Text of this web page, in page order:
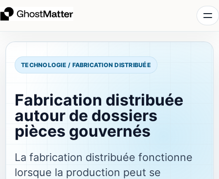
TECHNOLOGIE / FABRICATION DISTRIBUÉE
Fabrication distribuée
autour de dossiers
pièces gouvernés
La fabrication distribuée fonctionne
lorsque la production peut se